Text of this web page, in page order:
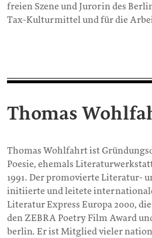
freien Szene und Jurorin des
Tax-Kulturmittel und für die
Thomas
Thomas Wohlfahrt ist
Poesie, ehemals
1991. Der promovierte Literatur-
initiierte und leitete
Literatur Express Europa 2000,
den ZEBRA Poetry Film Award
berlin. Er ist Mitglied vieler